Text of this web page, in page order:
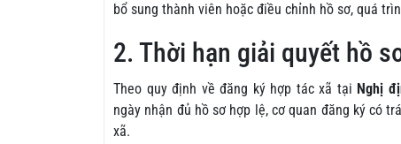
bổ sung thành viên hoặc điều chỉnh hồ sơ, quá
2. Thời hạn giải quyết hồ
Theo quy định về đăng ký hợp tác xã tại Nghị
ngày nhận đủ hồ sơ hợp lệ, cơ quan đăng ký có
xã.